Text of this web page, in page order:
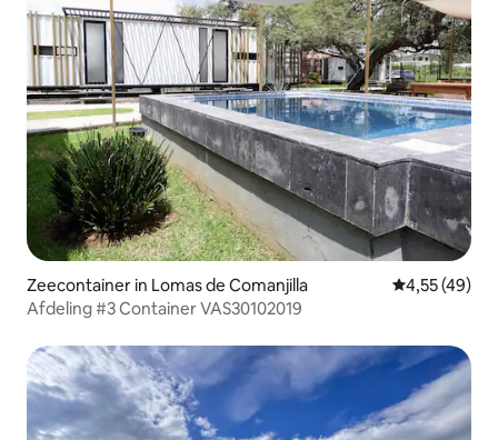
Zeecontainer in Lomas de Comanjilla Gemiddelde
4,55 (49)
Afdeling #3 Container VAS30102019